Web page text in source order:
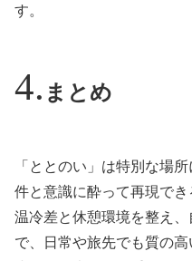
す。
まとめ
「ととのい」は特別な場
件と意識に酔って再現でき
温冷差と休憩環境を整え
で、日常や旅先でも質の高